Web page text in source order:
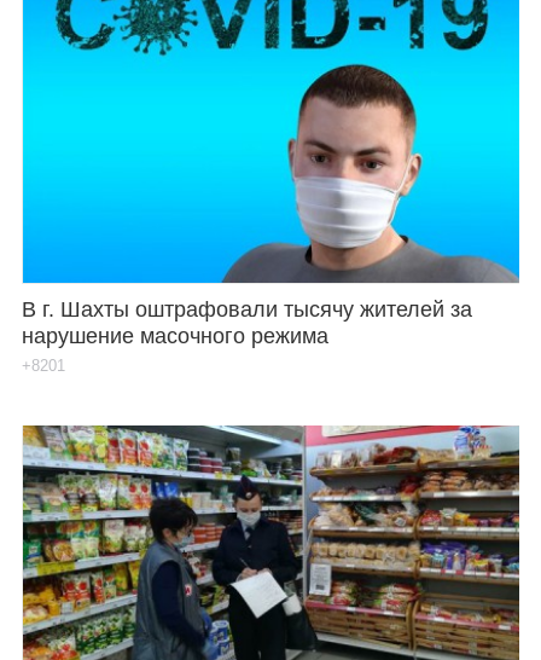
В г. Шахты оштрафовали тысячу жителей за
нарушение масочного режима
+8201